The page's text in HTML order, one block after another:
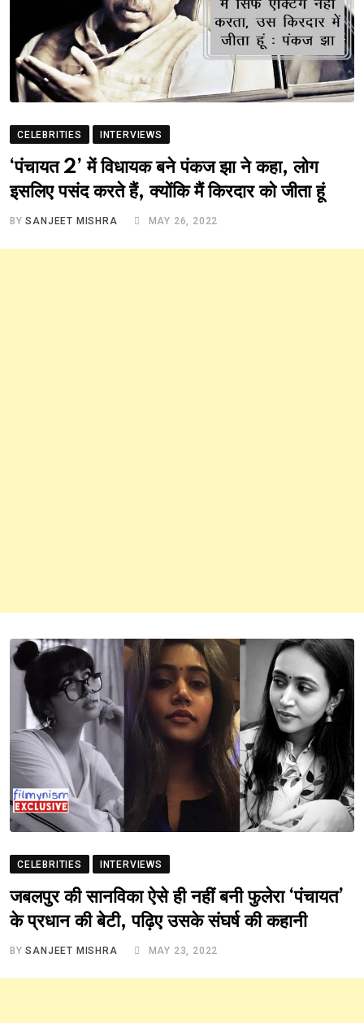
CELEBRITIES INTERVIEWS
‘पंचायत 2’ में विधायक बने पंकज झा ने कहा, लोग
इसलिए पसंद करते हैं, क्योंकि मैं किरदार को जीता हूं
BYSANJEET MISHRA MAY 26, 2022
CELEBRITIES INTERVIEWS
जबलपुर की सानविका ऐसे ही नहीं बनी फुलेरा ‘पंचायत’
के प्रधान की बेटी, पढ़िए उसके संघर्ष की कहानी
BYSANJEET MISHRA MAY 23, 2022